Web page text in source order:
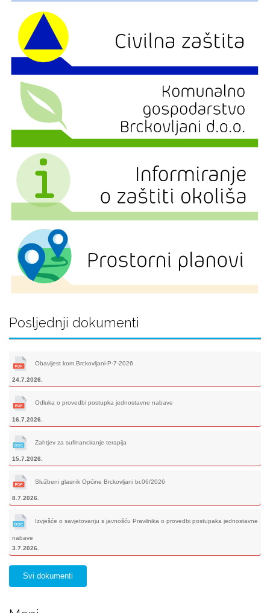
Posljednji dokumenti
Obavijest kom.Brckovljani-P-7-2026
24.7.2026.
Odluka o provedbi postupka jednostavne nabave
16.7.2026.
Zahtjev za sufinanciranje terapija
15.7.2026.
Službeni glasnik Općine Brckovljani br.06/2026
8.7.2026.
Izvješće o savjetovanju s javnošću Pravilnika o provedbi postupaka jednostavne
nabave
3.7.2026.
Svi dokumenti